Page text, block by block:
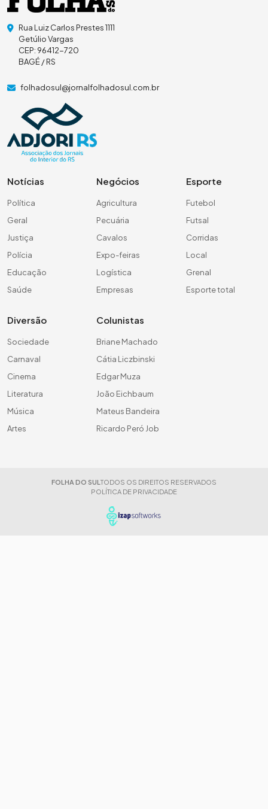
Rua Luiz Carlos Prestes 1111
Getúlio Vargas
CEP: 96412-720
BAGÉ / RS
folhadosul@jornalfolhadosul.com.br
Notícias
Política
Geral
Justiça
Polícia
Educação
Saúde
Negócios
Agricultura
Pecuária
Cavalos
Expo-feiras
Logística
Empresas
Esporte
Futebol
Futsal
Corridas
Local
Grenal
Esporte total
Diversão
Sociedade
Carnaval
Cinema
Literatura
Música
Artes
Colunistas
Briane Machado
Cátia Liczbinski
Edgar Muza
João Eichbaum
Mateus Bandeira
Ricardo Peró Job
FOLHA DO SUL TODOS OS DIREITOS RESERVADOS
POLÍTICA DE PRIVACIDADE